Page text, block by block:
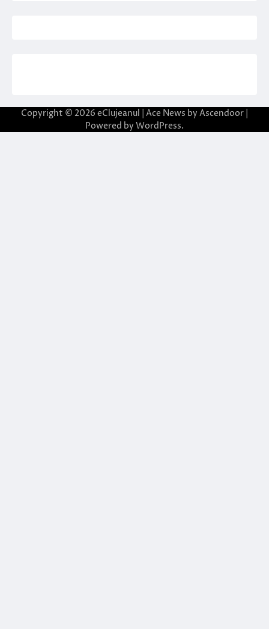
Copyright © 2026 eClujeanul | Ace News by Ascendoor
Powered by WordPress.